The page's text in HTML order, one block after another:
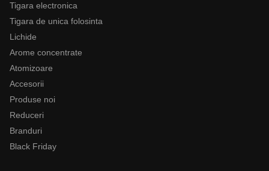
Tigara electronica
Tigara de unica folosinta
Lichide
Arome concentrate
Atomizoare
Accesorii
Produse noi
Reduceri
Branduri
Black Friday